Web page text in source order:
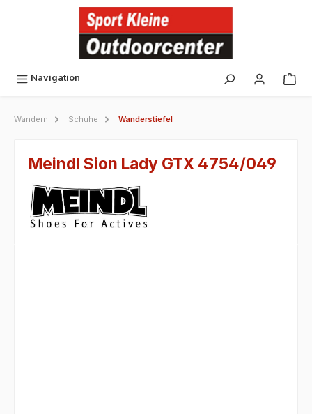
Navigation
Wandern Schuhe Wanderstiefel
Meindl Sion Lady GTX 4754/049